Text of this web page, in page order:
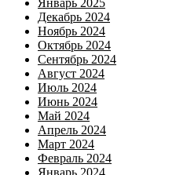
Декабрь 2024
Ноябрь 2024
Октябрь 2024
Сентябрь 2024
Август 2024
Июль 2024
Июнь 2024
Май 2024
Апрель 2024
Март 2024
Февраль 2024
Январь 2024